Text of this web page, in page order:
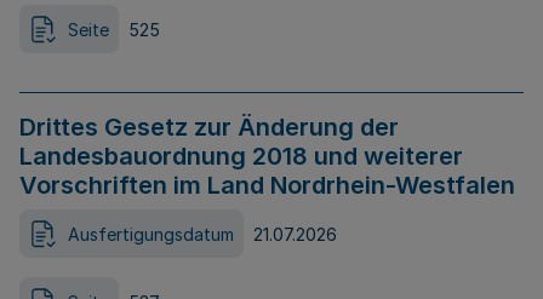
Seite 525
Drittes Gesetz zur Änderung der
Landesbauordnung 2018 und weiterer
Vorschriften im Land Nordrhein-Westfalen
Ausfertigungsdatum 21.07.2026